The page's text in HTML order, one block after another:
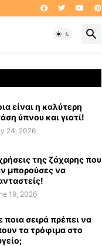
είναι η καλύτερη
ύπνου και γιατί!
24, 2026
της ζάχαρης που
μπορούσες να
19, 2026
ποια σειρά πρέπει να
τα τρόφιμα στο